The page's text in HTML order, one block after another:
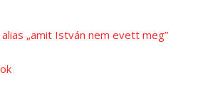
„amit István nem evett meg”